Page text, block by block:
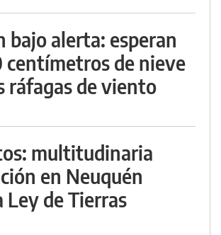
bajo alerta: esperan
centímetros de nieve
ráfagas de viento
multitudinaria
en Neuquén
Ley de Tierras